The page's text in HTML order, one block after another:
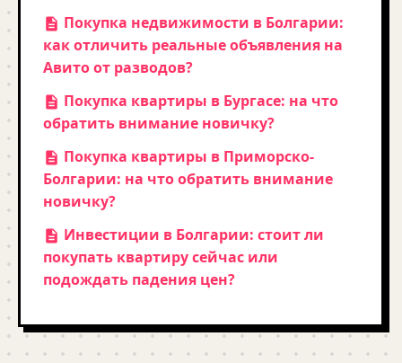
Покупка недвижимости в Болгарии:
как отличить реальные объявления на
Авито от разводов?
Покупка квартиры в Бургасе: на что
обратить внимание новичку?
Покупка квартиры в Приморско-
Болгарии: на что обратить внимание
новичку?
Инвестиции в Болгарии: стоит ли
покупать квартиру сейчас или
подождать падения цен?